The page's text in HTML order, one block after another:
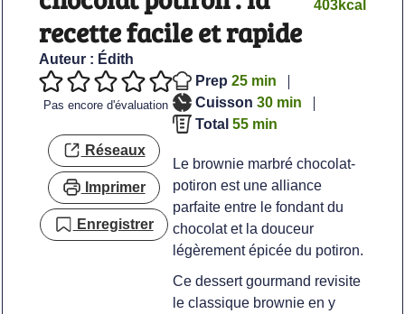
recette facile et rapide
Auteur : Édith
403kcal
Pas encore d'évaluation
Réseaux
Imprimer
Enregistrer
Prep 25minutes
min
Cuisson 30minutes
min
Total 55minutes
min
Le brownie marbré chocolat-
potiron est une alliance
parfaite entre le fondant du
chocolat et la douceur
légèrement épicée du potiron.
Ce dessert gourmand revisite
le classique brownie en y